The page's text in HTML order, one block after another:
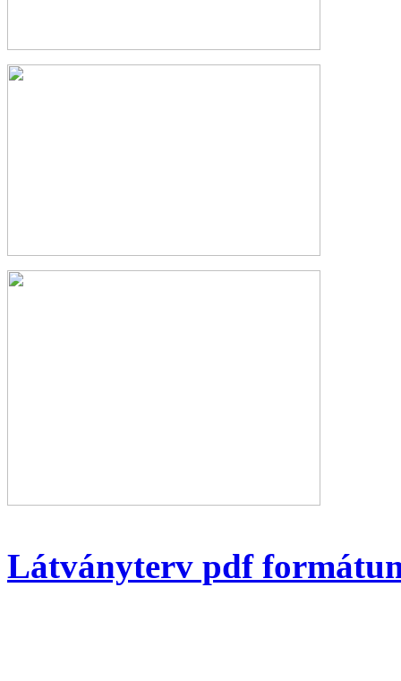
Látványterv pdf